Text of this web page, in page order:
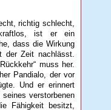
richtig schlecht,
ist er ein
dass die Wirkung
der Zeit nachlässt.
muss her.
Pandialo, der vor
Und er erinnert
verstorbenen
Fähigkeit besitzt,